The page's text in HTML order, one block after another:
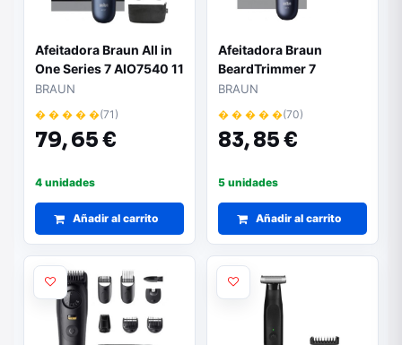
Afeitadora Braun All in
One Series 7 AIO7540 11
en 1/ con batería/ 11
Accesorios
BRAUN
� � � � �(71)
79,65 €
4 unidades
Añadir al carrito
Afeitadora Braun
BeardTrimmer 7
BT7520/ con Batería/ 6
Accesorios
BRAUN
� � � � �(70)
83,85 €
5 unidades
Añadir al carrito